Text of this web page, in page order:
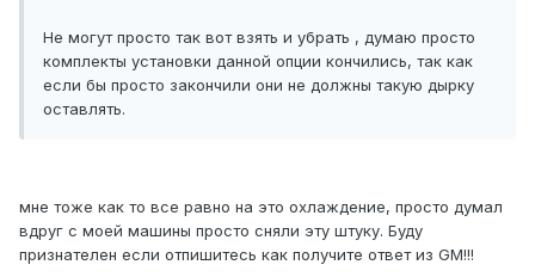
Не могут просто так вот взять и убрать , думаю просто
комплекты установки данной опции кончились, так как
если бы просто закончили они не должны такую дырку
оставлять.
мне тоже как то все равно на это охлаждение, просто думал
вдруг с моей машины просто сняли эту штуку. Буду
признателен если отпишитесь как получите ответ из GM!!!